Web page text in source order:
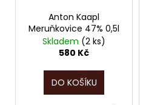
Anton Kaapl
Meruňkovice 47% 0,5l
Skladem (2 ks)
580 Kč
DO KOŠÍKU